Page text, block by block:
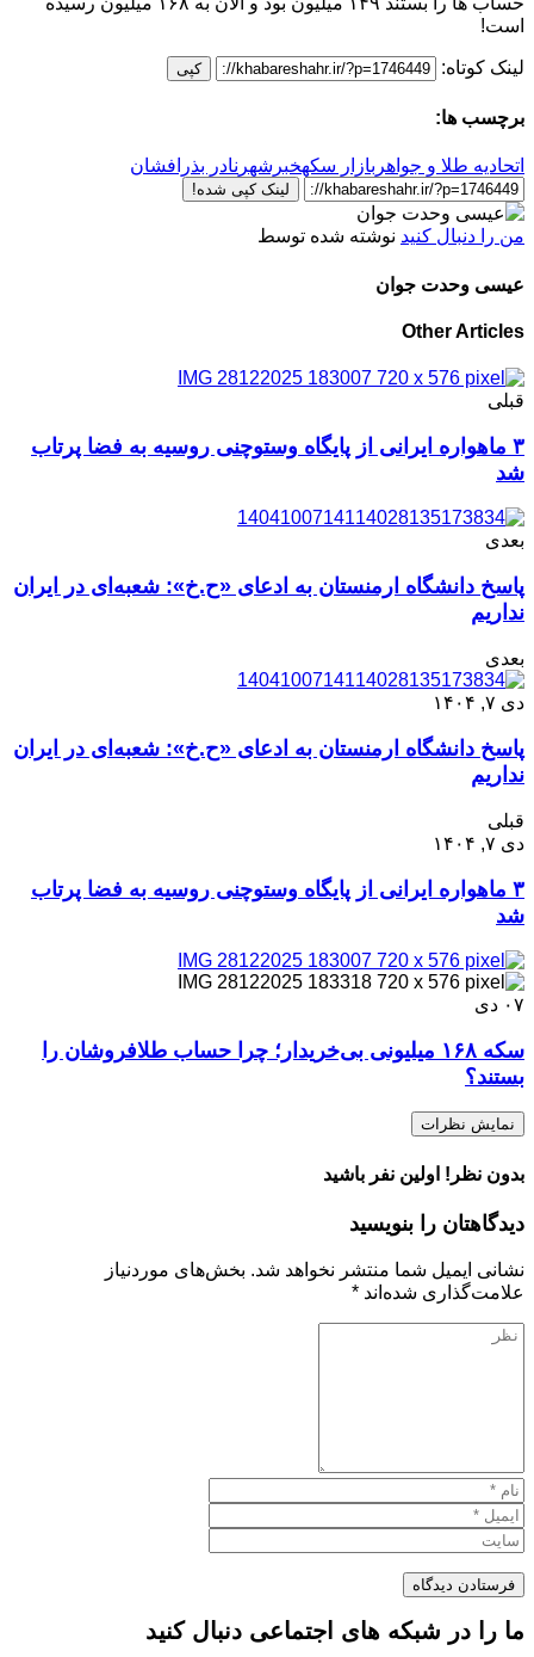
است!
لینک کوتاه: کپی
برچسب ها:
اتحادیه طلا و جواهر بازار سکهخبرشهر نادر بذرافشان
لینک کپی شده!
من را دنبال کنید نوشته شده توسط
عیسی وحدت جوان
Other Articles
قبلی
۳ ماهواره ایرانی از پایگاه وستوچنی روسیه به فضا پرتاب
شد
بعدی
پاسخ دانشگاه ارمنستان به ادعای «ح.خ»: شعبه‌ای در ایران
نداریم
بعدی
دی ۷, ۱۴۰۴
پاسخ دانشگاه ارمنستان به ادعای «ح.خ»: شعبه‌ای در ایران
نداریم
قبلی
دی ۷, ۱۴۰۴
۳ ماهواره ایرانی از پایگاه وستوچنی روسیه به فضا پرتاب
شد
۰۷ دی
سکه ۱۶۸ میلیونی بی‌خریدار؛ چرا حساب طلافروشان را
بستند؟
نمایش نظرات
بدون نظر! اولین نفر باشید
دیدگاهتان را بنویسید
نشانی ایمیل شما منتشر نخواهد شد. بخش‌های موردنیاز
علامت‌گذاری شده‌اند *
ما را در شبکه های اجتماعی دنبال کنید